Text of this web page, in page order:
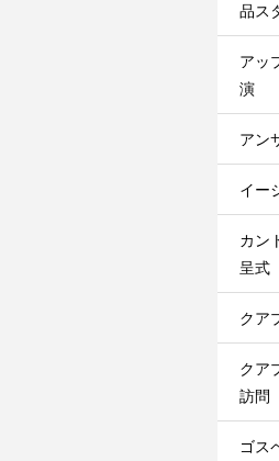
品ス
アッ
演
アン
イー
カン
呈式
クア
クア
訪問
ゴス